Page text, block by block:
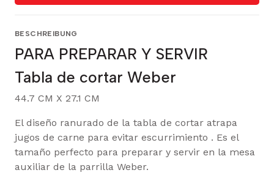
BESCHREIBUNG
PARA PREPARAR Y SERVIR
Tabla de cortar Weber
44.7 CM X 27.1 CM
El diseño ranurado de la tabla de cortar atrapa
jugos de carne para evitar escurrimiento . Es el
tamaño perfecto para preparar y servir en la mesa
auxiliar de la parrilla Weber.